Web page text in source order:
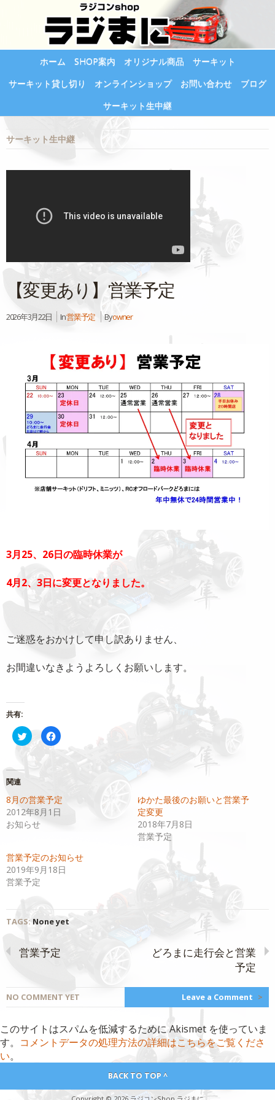
ホーム SHOP案内 オリジナル商品
サーキット
サーキット貸し切り
オンラインショップ お問い合わせ
ブログ
サーキット生中継
サーキット生中継
【変更あり】営業予定
2026年3月22日 In営業予定 Byowner
3月25、26日の臨時休業が
4月2、3日に変更となりました。
ご迷惑をおかけして申し訳ありません、
お間違いなきようよろしくお願いします。
共有:
ク
リ
ク
Twitter
有
(新
し
い
ウ
ド
ウ
で
開
き
ま
Facebook
で
共
リ
ッ
ク
さ
い
(新
し
ド
ウ
で
開
ま
す)
関連
8月の営業予定
2012年8月1日
お知らせ
ゆかた最後のお願いと営業予
定変更
2018年7月8日
営業予定
営業予定のお知らせ
2019年9月18日
営業予定
TAGS:None yet
営業予定
どろまに走行会と営業
予定
NO COMMENT YET Leave a Comment >
このサイトはスパムを低減するために Akismet を使っていま
す。 コメントデータの処理方法の詳細はこちらをご覧くださ
い。
BACK TO TOP ^